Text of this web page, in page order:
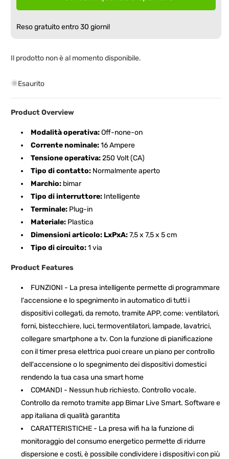
Reso gratuito entro 30 giorni!
Il prodotto non è al momento disponibile.
Esaurito
Product Overview
Modalità operativa:Off-none-on
Corrente nominale:16 Ampere
Tensione operativa:250 Volt (CA)
Tipo di contatto: Normalmente aperto
Marchio: bimar
Tipo di interruttore: Intelligente
Terminale: Plug-in
Materiale: Plastica
Dimensioni articolo: LxPxA:7,5 x 7,5 x 5 cm
Tipo di circuito:1 via
Product Features
FUNZIONI - La presa intelligente permette di programmare
l'accensione e lo spegnimento in automatico di tutti i
dispositivi collegati, da remoto, tramite APP, come: ventilatori,
forni, bistecchiere, luci, termoventilatori, lampade, lavatrici,
collegare smartphone a tv. Con la funzione di pianificazione
con il timer presa elettrica puoi creare un piano per controllo
dell'accensione o lo spegnimento dei dispositivi domestici
rendendo la tua casa una smart home
COMANDI - Nessun hub richiesto. Controllo vocale.
Controllo da remoto tramite app Bimar Live Smart. Software e
app italiana di qualità garantita
CARATTERISTICHE - La presa wifi ha la funzione di
monitoraggio del consumo energetico permette di ridurre
dispersione e costi, è possibile condividere i dispositivi con più